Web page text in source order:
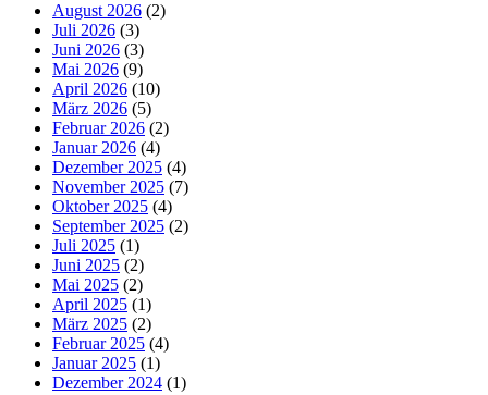
August 2026 (2)
Juli 2026 (3)
Juni 2026 (3)
Mai 2026 (9)
April 2026 (10)
März 2026 (5)
Februar 2026 (2)
Januar 2026 (4)
Dezember 2025 (4)
November 2025 (7)
Oktober 2025 (4)
September 2025 (2)
Juli 2025 (1)
Juni 2025 (2)
Mai 2025 (2)
April 2025 (1)
März 2025 (2)
Februar 2025 (4)
Januar 2025 (1)
Dezember 2024 (1)